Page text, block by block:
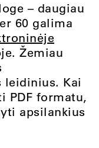
– daugiau
60 galima
Žemiau
leidinius. Kai
PDF formatu,
apsilankius